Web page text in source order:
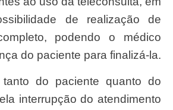
de realização de
podendo o médico
do paciente para finalizá-la.
do paciente quanto do
interrupção do atendimento